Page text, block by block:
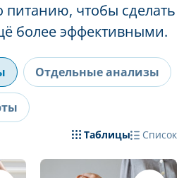
питанию, чтобы сделать
более эффективными.
Отдельные анализы
Таблицы Список